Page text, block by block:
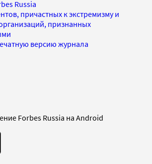
Russia
причастных к экстремизму и
признанных
версию журнала
Forbes Russia на Android